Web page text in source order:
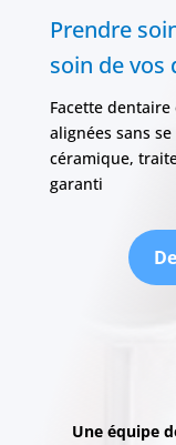
Prendre
soin de vos
Facette
alignées sans
céramique,
garanti
Une équipe